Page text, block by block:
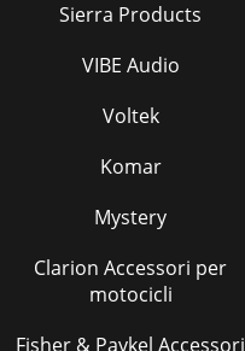
Sierra Products
VIBE Audio
Voltek
Komar
Mystery
Clarion Accessori per
motocicli
Fisher & Paykel Accessori